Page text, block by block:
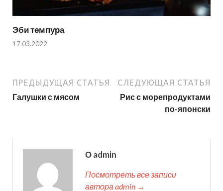
Эби темпура
17.03.2022
ПРЕДЫДУЩАЯ СТАТЬЯ
Галушки с мясом
СЛЕДУЮЩАЯ СТАТЬЯ
Рис с морепродуктами
по-японски
О admin
Посмотреть все записи
автора admin →